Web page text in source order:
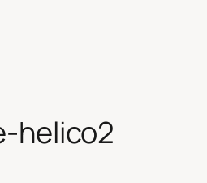
helico2